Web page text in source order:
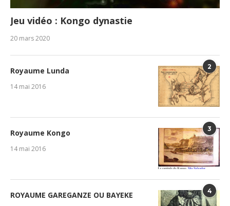
Jeu vidéo : Kongo dynastie
20 mars 2020
2
Royaume Lunda
14 mai 2016
3
Royaume Kongo
14 mai 2016
4
ROYAUME GAREGANZE OU BAYEKE